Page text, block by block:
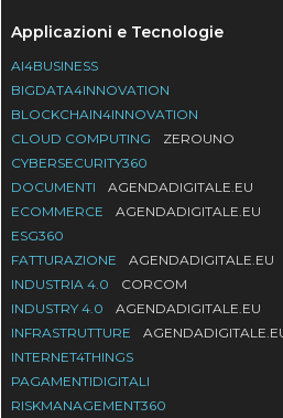
Applicazioni e Tecnologie
AI4BUSINESS
BIGDATA4INNOVATION
BLOCKCHAIN4INNOVATION
CLOUD COMPUTING
ZEROUNO
CYBERSECURITY360
DOCUMENTI
AGENDADIGITALE.EU
ECOMMERCE
AGENDADIGITALE.EU
ESG360
FATTURAZIONE
AGENDADIGITALE.EU
INDUSTRIA 4.0
CORCOM
INDUSTRY 4.0
AGENDADIGITALE.EU
INFRASTRUTTURE
INTERNET4THINGS
PAGAMENTIDIGITALI
RISKMANAGEMENT360